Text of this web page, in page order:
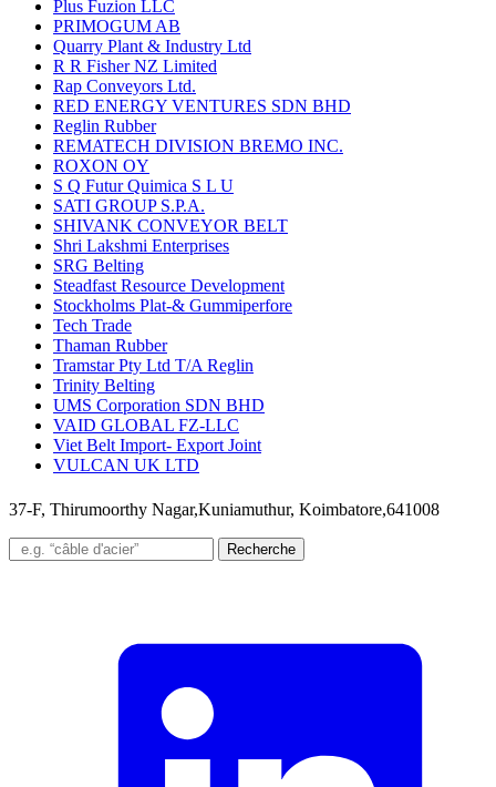
Plus Fuzion LLC
PRIMOGUM AB
Quarry Plant & Industry Ltd
R R Fisher NZ Limited
Rap Conveyors Ltd.
RED ENERGY VENTURES SDN BHD
Reglin Rubber
REMATECH DIVISION BREMO INC.
ROXON OY
S Q Futur Quimica S L U
SATI GROUP S.P.A.
SHIVANK CONVEYOR BELT
Shri Lakshmi Enterprises
SRG Belting
Steadfast Resource Development
Stockholms Plat-& Gummiperfore
Tech Trade
Thaman Rubber
Tramstar Pty Ltd T/A Reglin
Trinity Belting
UMS Corporation SDN BHD
VAID GLOBAL FZ-LLC
Viet Belt Import- Export Joint
VULCAN UK LTD
37-F, Thirumoorthy Nagar,Kuniamuthur, Koimbatore,641008
Recherche